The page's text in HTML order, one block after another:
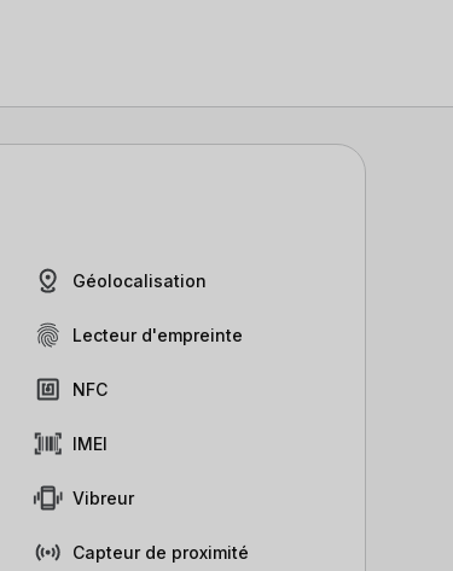
Géolocalisation
Lecteur d'empreinte
NFC
IMEI
Vibreur
Capteur de proximité